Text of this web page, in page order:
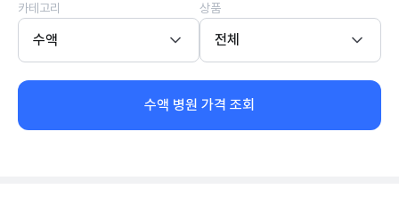
카테고리
수액
상품
전체
수액 병원 가격 조회